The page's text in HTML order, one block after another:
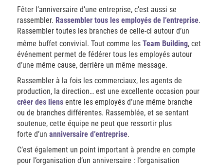
Fêter l’anniversaire d’une entreprise, c’est aussi se
rassembler. Rassembler tous les employés de l’entreprise.
Rassembler toutes les branches de celle-ci autour d’un
même buffet convivial. Tout comme les Team Building, cet
événement permet de fédérer tous les employés autour
d’une même cause, derrière un même message.
Rassembler à la fois les commerciaux, les agents de
production, la direction… est une excellente occasion pour
créer des liens entre les employés d’une même branche
ou de branches différentes. Rassemblée, et se sentant
soutenue, cette équipe ne peut que ressortir plus
forte d’un anniversaire d’entreprise.
C’est également un point important à prendre en compte
pour l’organisation d’un anniversaire : l’organisation